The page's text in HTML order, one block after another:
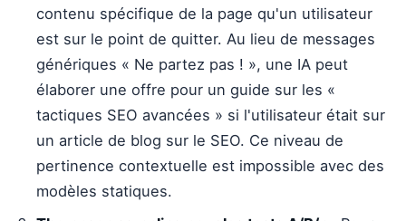
contenu spécifique de la page qu'un utilisateur
est sur le point de quitter. Au lieu de messages
génériques « Ne partez pas ! », une IA peut
élaborer une offre pour un guide sur les «
tactiques SEO avancées » si l'utilisateur était sur
un article de blog sur le SEO. Ce niveau de
pertinence contextuelle est impossible avec des
modèles statiques.